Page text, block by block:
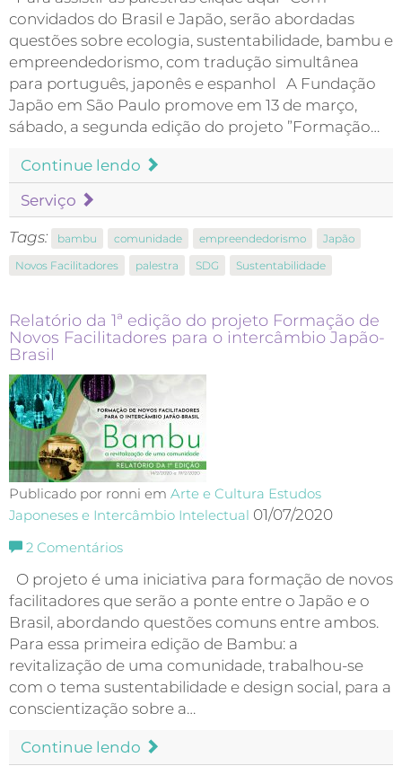
convidados do Brasil e Japão, serão abordadas
questões sobre ecologia, sustentabilidade, bambu e
empreendedorismo, com tradução simultânea
para português, japonês e espanhol A Fundação
Japão em São Paulo promove em 13 de março,
sábado, a segunda edição do projeto ”Formação…
Continue lendo
Serviço
Tags: bambu comunidade empreendedorismo
Japão
Novos Facilitadores
palestra SDG Sustentabilidade
Relatório da 1ª edição do projeto Formação de
Novos Facilitadores para o intercâmbio Japão-
Brasil
Publicado por ronni em Arte e Cultura Estudos
Japoneses e Intercâmbio Intelectual 01/07/2020
2 Comentários
O projeto é uma iniciativa para formação de novos
facilitadores que serão a ponte entre o Japão e o
Brasil, abordando questões comuns entre ambos.
Para essa primeira edição de Bambu: a
revitalização de uma comunidade, trabalhou-se
com o tema sustentabilidade e design social, para a
conscientização sobre a…
Continue lendo